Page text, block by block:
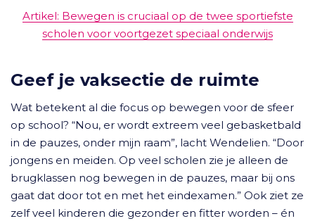
Artikel: Bewegen is cruciaal op de twee sportiefste
scholen voor voortgezet speciaal onderwijs
Geef je vaksectie de ruimte
Wat betekent al die focus op bewegen voor de sfeer
op school? “Nou, er wordt extreem veel gebasketbald
in de pauzes, onder mijn raam”, lacht Wendelien. “Door
jongens en meiden. Op veel scholen zie je alleen de
brugklassen nog bewegen in de pauzes, maar bij ons
gaat dat door tot en met het eindexamen.” Ook ziet ze
zelf veel kinderen die gezonder en fitter worden – én